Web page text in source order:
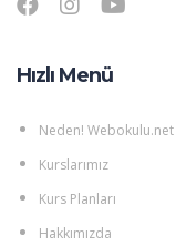
Hızlı Menü
Neden! Webokulu.net
Kurslarımız
Kurs Planları
Hakkımızda